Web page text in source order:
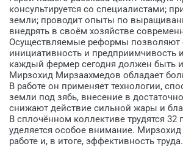
консультируется со специалистами;
земли; проводит опыты по
внедрять в своём хозяйстве
Осуществляемые реформы поз­воляют
инициативность и
каждый фермер сегодня должен быть
Мирзохид Мирзаахмедов обладает
В работе он применяет технологии,
земли под зябь, внесение в
снижают действие сильной жары и
В сплочённом коллективе трудятся
уделяется особое внимание.
работе и, в итоге, эффективность